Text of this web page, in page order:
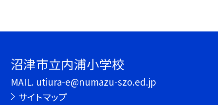
沼津市立内浦小学校
MAIL. utiura-e@numazu-szo.ed.jp
サイトマップ